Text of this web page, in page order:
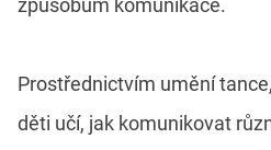
způsobům komunikace.
Prostřednictvím umění
děti učí, jak komunikovat